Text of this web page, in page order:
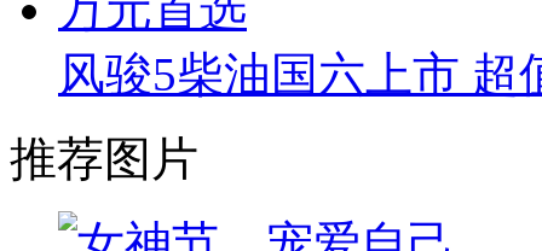
风骏5柴油国六上市 超
推荐图片